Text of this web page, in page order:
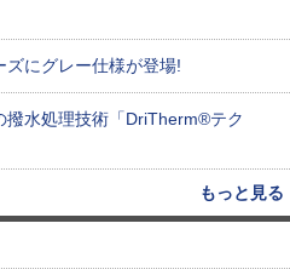
ズにグレー仕様が登場!
撥水処理技術「DriTherm®テク
もっと見る